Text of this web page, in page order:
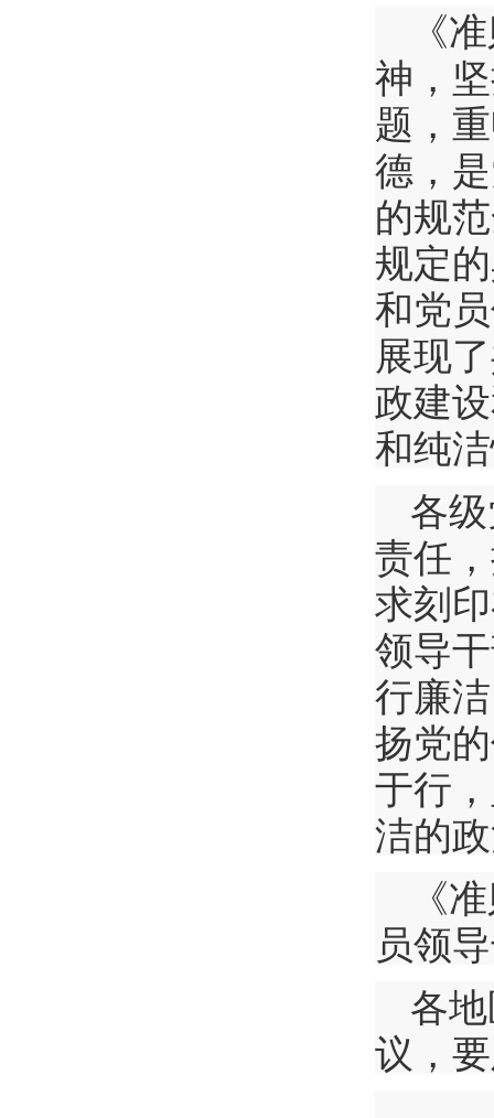
《
神，
题，
德，
的规
规定
和党
展现
政建
和纯
各
责任
求刻
领导
行廉
扬党
于行
洁的
《
员领
各
议，